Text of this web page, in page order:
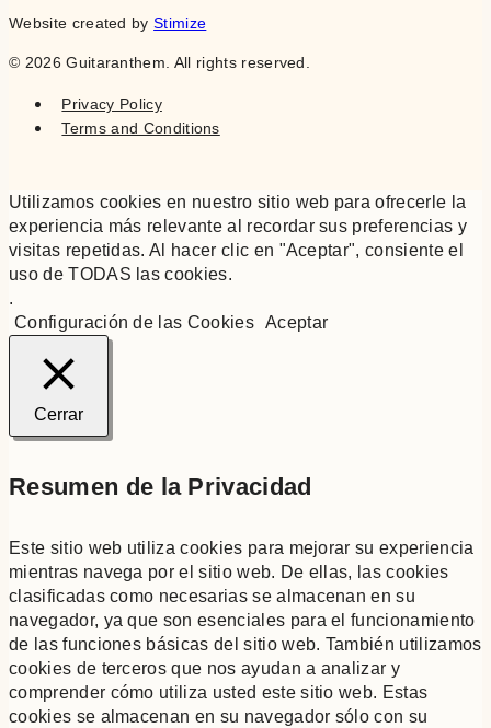
Website created byStimize
© 2026 Guitaranthem. All rights reserved.
Privacy Policy
Terms and Conditions
Utilizamos cookies en nuestro sitio web para ofrecerle la
experiencia más relevante al recordar sus preferencias y
visitas repetidas. Al hacer clic en "Aceptar", consiente el
uso de TODAS las cookies.
.
Configuración de las Cookies Aceptar
Cerrar
Resumen de la Privacidad
Este sitio web utiliza cookies para mejorar su experiencia
mientras navega por el sitio web. De ellas, las cookies
clasificadas como necesarias se almacenan en su
navegador, ya que son esenciales para el funcionamiento
de las funciones básicas del sitio web. También utilizamos
cookies de terceros que nos ayudan a analizar y
comprender cómo utiliza usted este sitio web. Estas
cookies se almacenan en su navegador sólo con su